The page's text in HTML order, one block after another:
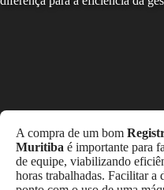
A compra de um bom
Muritiba é importante para
de equipe, viabilizando
horas trabalhadas. Facilitar a